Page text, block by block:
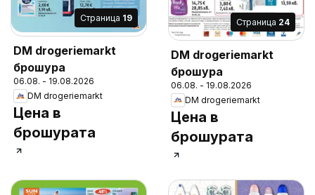
Cтраница 19
DM drogeriemarkt
брошура
06.08. - 19.08.2026
DM drogeriemarkt
Цена в
брошурата
Cтраница 24
DM drogeriemarkt
брошура
06.08. - 19.08.2026
DM drogeriemarkt
Цена в
брошурата